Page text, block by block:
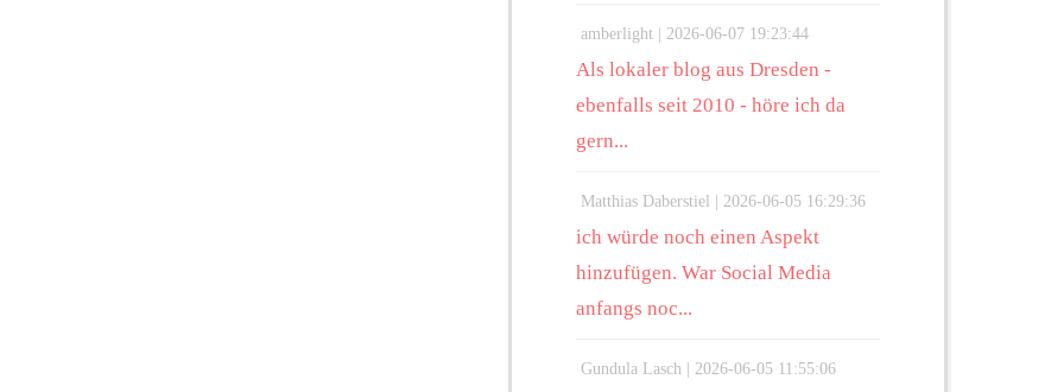
amberlight | 2026-06-07 19:23:44
Als lokaler blog aus Dresden -
ebenfalls seit 2010 - höre ich da
gern...
Matthias Daberstiel | 2026-06-05 16:29:36
ich würde noch einen Aspekt
hinzufügen. War Social Media
anfangs noc...
Gundula Lasch | 2026-06-05 11:55:06